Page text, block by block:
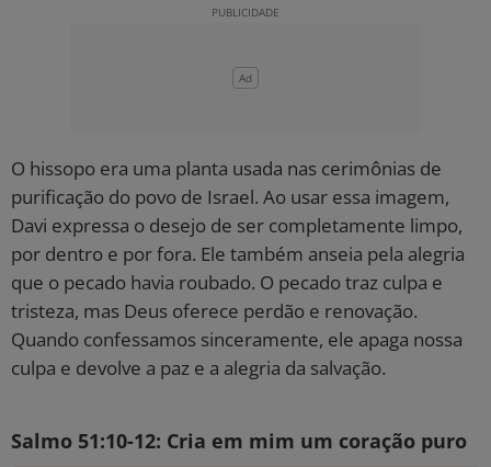
O hissopo era uma planta usada nas cerimônias de
purificação do povo de Israel. Ao usar essa imagem,
Davi expressa o desejo de ser completamente limpo,
por dentro e por fora. Ele também anseia pela alegria
que o pecado havia roubado. O pecado traz culpa e
tristeza, mas Deus oferece perdão e renovação.
Quando confessamos sinceramente, ele apaga nossa
culpa e devolve a paz e a alegria da salvação.
Salmo 51:10-12: Cria em mim um coração puro